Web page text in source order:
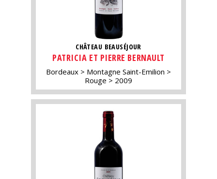
CHÂTEAU BEAUSÉJOUR
PATRICIA ET PIERRE BERNAULT
Bordeaux
Montagne Saint-Emilion
Rouge
2009